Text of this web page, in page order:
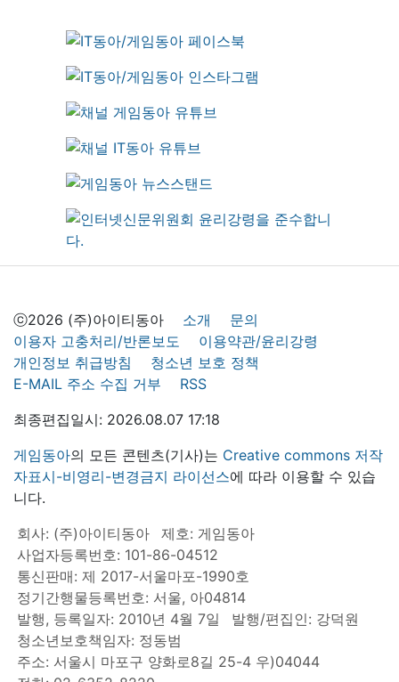
ⓒ2026 (주)아이티동아 소개
문의
이용자 고충처리/반론보도
이용약관/윤리강령
개인정보 취급방침
청소년 보호 정책
E-MAIL 주소 수집 거부
RSS
최종편집일시: 2026.08.07 17:18
게임동아의 모든 콘텐츠(기사)는 Creative commons 저작
자표시-비영리-변경금지 라이선스에 따라 이용할 수 있습
니다.
회사: (주)아이티동아
제호: 게임동아
사업자등록번호: 101-86-04512
통신판매: 제 2017-서울마포-1990호
정기간행물등록번호: 서울, 아04814
발행, 등록일자: 2010년 4월 7일
발행/편집인: 강덕원
청소년보호책임자: 정동범
주소: 서울시 마포구 양화로8길 25-4 우)04044